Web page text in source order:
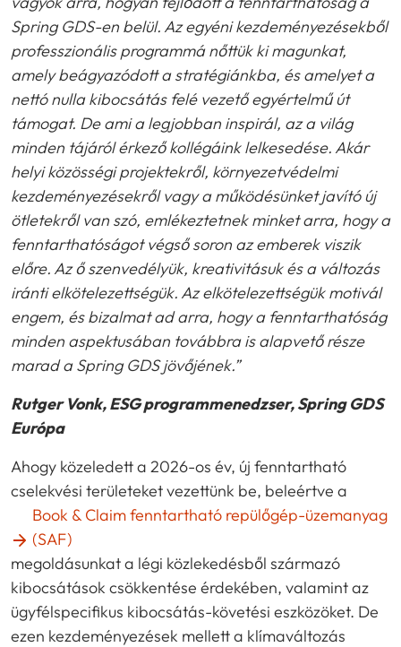
Spring GDS-en belül. Az egyéni kezdeményezésekből
professzionális programmá nőttük ki magunkat,
amely beágyazódott a stratégiánkba, és amelyet a
nettó nulla kibocsátás felé vezető egyértelmű út
támogat. De ami a legjobban inspirál, az a világ
minden tájáról érkező kollégáink lelkesedése. Akár
helyi közösségi projektekről, környezetvédelmi
kezdeményezésekről vagy a működésünket javító új
ötletekről van szó, emlékeztetnek minket arra, hogy a
fenntarthatóságot végső soron az emberek viszik
előre. Az ő szenvedélyük, kreativitásuk és a változás
iránti elkötelezettségük. Az elkötelezettségük motivál
engem, és bizalmat ad arra, hogy a fenntarthatóság
minden aspektusában továbbra is alapvető része
marad a Spring GDS jövőjének.”
Rutger Vonk, ESG programmenedzser, Spring GDS
Európa
Ahogy közeledett a 2026-os év, új fenntartható
cselekvési területeket vezettünk be, beleértve a
Book & Claim fenntartható repülőgép-üzemanyag
(SAF)
megoldásunkat a légi közlekedésből származó
kibocsátások csökkentése érdekében, valamint az
ügyfélspecifikus kibocsátás-követési eszközöket. De
ezen kezdeményezések mellett a klímaváltozás